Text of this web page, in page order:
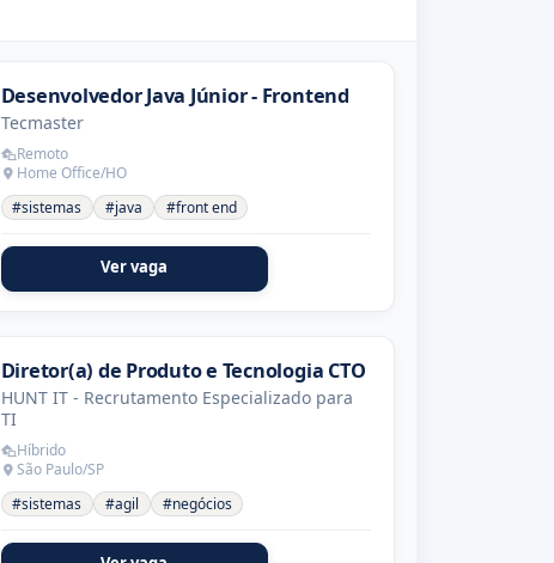
Desenvolvedor Java Júnior - Frontend
Tecmaster
Remoto
Home Office/HO
#sistemas
#java #front end
Ver vaga
Diretor(a) de Produto e Tecnologia CTO
HUNT IT - Recrutamento Especializado para
TI
Híbrido
São Paulo/SP
#sistemas
#agil #negócios